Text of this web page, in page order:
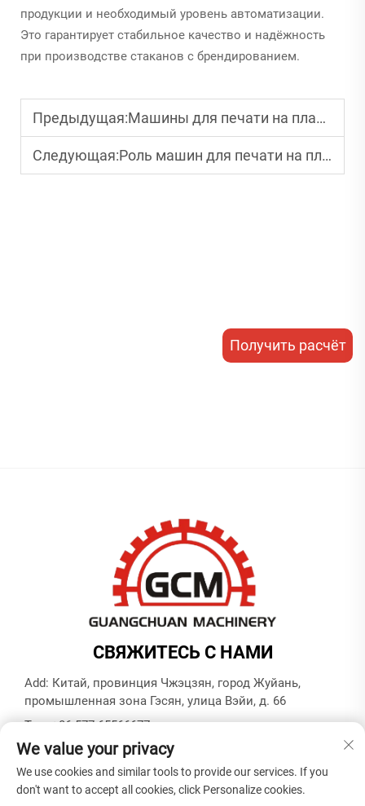
продукции и необходимый уровень автоматизации.
Это гарантирует стабильное качество и надёжность
при производстве стаканов с брендированием.
Предыдущая:Машины для печати на пластиковых стаканах для брендов напитков: усиление брендинга
Следующая:Роль машин для печати на пластиковых стаканах в упаковке продуктов питания и напитков
Получить расчёт
СВЯЖИТЕСЬ С НАМИ
Add: Китай, провинция Чжэцзян, город Жуйань,
промышленная зона Гэсян, улица Вэйи, д. 66
Тел.:+86-577-65566677
Электронная почта:[email protected]
We value your privacy
We use cookies and similar tools to provide our services. If you
don't want to accept all cookies, click Personalize cookies.